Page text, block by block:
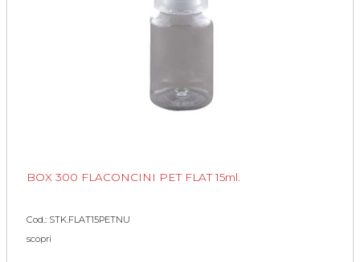
BOX 300 FLACONCINI PET FLAT 15ml.
Cod.: STK.FLAT15PETNU
scopri